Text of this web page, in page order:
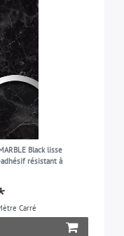
Black lisse
résistant à
Carré